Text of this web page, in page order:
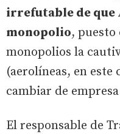
irrefutable de que
monopolio, puesto
monopolios la
(aerolíneas, en este
cambiar de
El responsable de